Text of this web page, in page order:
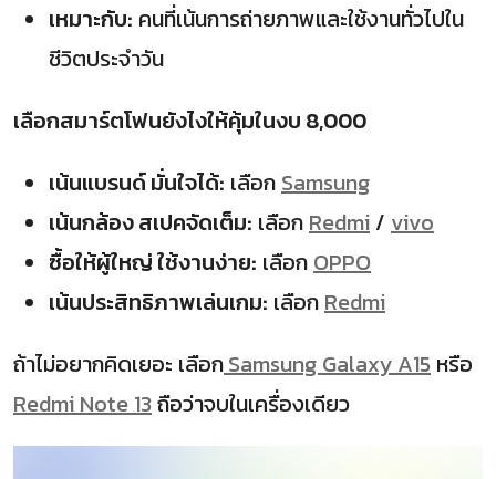
เหมาะกับ: คนที่เน้นการถ่ายภาพและใช้งานทั่วไปใน
ชีวิตประจำวัน
เลือกสมาร์ตโฟนยังไงให้คุ้มในงบ 8,000
เน้นแบรนด์ มั่นใจได้: เลือก Samsung
เน้นกล้อง สเปคจัดเต็ม: เลือก Redmi / vivo
ซื้อให้ผู้ใหญ่ ใช้งานง่าย: เลือก OPPO
เน้นประสิทธิภาพเล่นเกม: เลือก Redmi
ถ้าไม่อยากคิดเยอะ เลือกSamsung Galaxy A15 หรือ
Redmi Note 13ถือว่าจบในเครื่องเดียว